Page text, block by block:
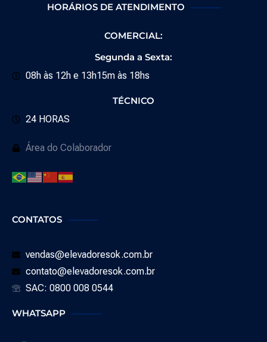
HORÁRIOS DE ATENDIMENTO
COMERCIAL:
Segunda a Sexta:
08h às 12h e 13h15m às 18hs
TÉCNICO
24 HORAS
Área do Colaborador
CONTATOS
vendas@elevadoresok.com.br
contato@elevadoresok.com.br
SAC: 0800 008 0544
WHATSAPP